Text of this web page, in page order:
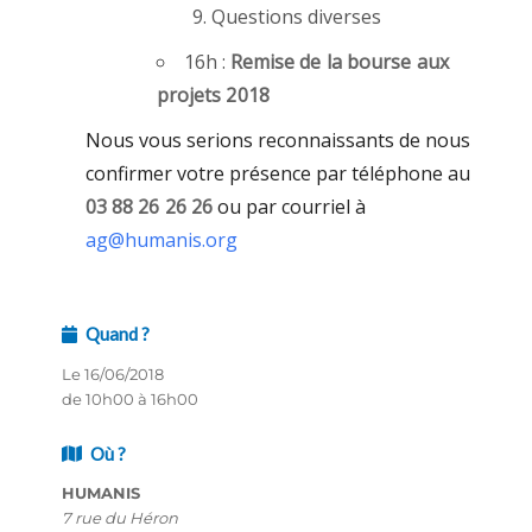
Questions diverses
16h : Remise de la bourse aux
projets 2018
Nous vous serions reconnaissants de nous
confirmer votre présence par téléphone au
03 88 26 26 26ou par courriel à
ag@humanis.org
Quand ?
Le 16/06/2018
de 10h00 à 16h00
Où ?
HUMANIS
7 rue du Héron